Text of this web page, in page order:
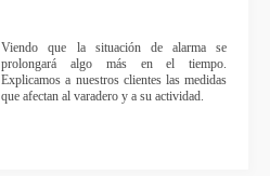
Viendo que la situación de alarma se
prolongará algo más en el tiempo.
Explicamos a nuestros clientes las medidas
que afectan al varadero y a su actividad.